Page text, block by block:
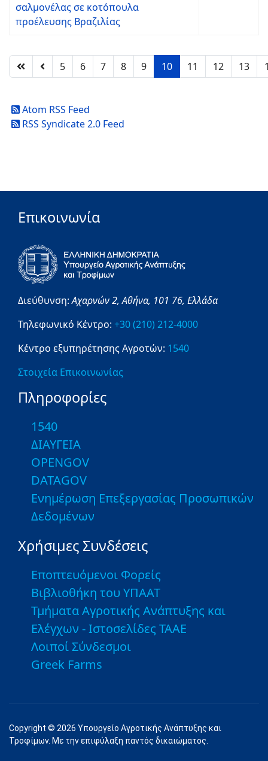
σαλμονέλας σε κοτόπουλα
προέλευσης Βραζιλίας
5 6 7 8 9 10 11 12 13
Atom RSS Feed
RSS Syndicate 2.0 Feed
Επικοινωνία
Διεύθυνση:Αχαρνών 2,Αθήνα, 101 76, Ελλάδα
Τηλεφωνικό Κέντρο: +30 (210) 212-4000
Κέντρο εξυπηρέτησης Αγροτών: 1540
Στοιχεία Επικοινωνίας
Πληροφορίες
1540
ΔΙΑΥΓΕΙΑ
OPENGOV
DATAGOV
Ενημέρωση Επεξεργασίας Προσωπικών
Δεδομένων
Χρήσιμες Συνδέσεις
Εποπτευόμενοι Φορείς
Βιβλιοθήκη του ΥΠΑΑΤ
Τμήματα Αγροτικής Ανάπτυξης και
Ελέγχων - Ιστοσελίδες ΤΑΑΕ
Λοιποί Σύνδεσμοι
Greek Farms
Copyright © 2026 Υπουργείο Αγροτικής Ανάπτυξης και
Τροφίμων. Με την επιφύλαξη παντός δικαιώματος.